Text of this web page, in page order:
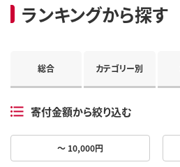
ランキングから探す
総合 カテゴリー別
寄付金額から絞り込む
～ 10,000円